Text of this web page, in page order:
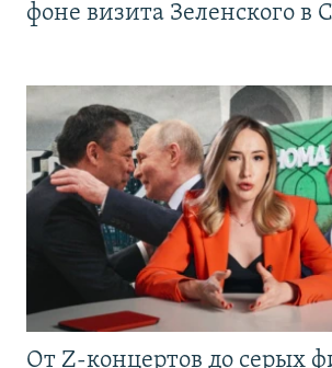
фоне визита Зеленского в
От Z-концертов до серых